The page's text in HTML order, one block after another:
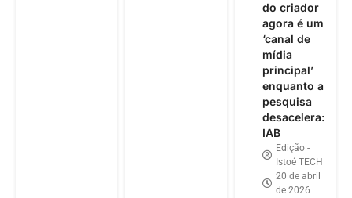
do criador
agora é um
‘canal de
mídia
principal’
enquanto a
pesquisa
desacelera:
IAB
Edição -
Istoé TECH
20 de abril
de 2026